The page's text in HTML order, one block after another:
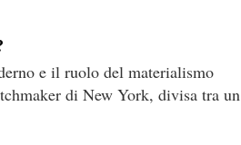
e il ruolo del materialismo
di New York, divisa tra un